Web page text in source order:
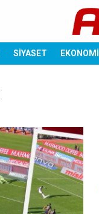
SİYASET EKONOMİ